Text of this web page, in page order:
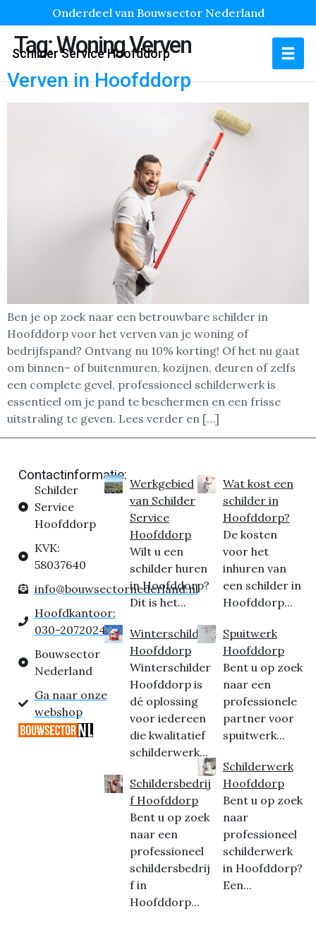
Onderdeel van Bouwsector Nederland
Schilder Service Hoofddorp
Tag:Woning Verven
Verven in Hoofddorp
Ben je op zoek naar een betrouwbare schilder in
Hoofddorp voor het verven van je woning of
bedrijfspand? Ontvang nu 10% korting! Of het nu gaat
om binnen– of buitenmuren, kozijnen, deuren of zelfs
een complete gevel, professioneel schilderwerk is
essentieel om je pand te beschermen en een frisse
uitstraling te geven. Lees verder en […]
Contactinformatie:
Schilder
Service
Hoofddorp
KVK:
58037640
info@bouwsectornederland.nl
Hoofdkantoor:
030-2072024
Bouwsector
Nederland
Ga naar onze
webshop
Werkgebied
van Schilder
Service
Hoofddorp
Wilt u een
schilder huren
in Hoofddorp?
Dit is het...
Winterschilder
Hoofddorp
Winterschilder
Hoofddorp is
dé oplossing
voor iedereen
die kwalitatief
schilderwerk...
Schildersbedrij
f Hoofddorp
Bent u op zoek
naar een
professioneel
schildersbedrij
f in
Hoofddorp...
Wat kost een
schilder in
Hoofddorp?
De kosten
voor het
inhuren van
een schilder in
Hoofddorp...
Spuitwerk
Hoofddorp
Bent u op zoek
naar een
professionele
partner voor
spuitwerk...
Schilderwerk
Hoofddorp
Bent u op zoek
naar
professioneel
schilderwerk
in Hoofddorp?
Een...